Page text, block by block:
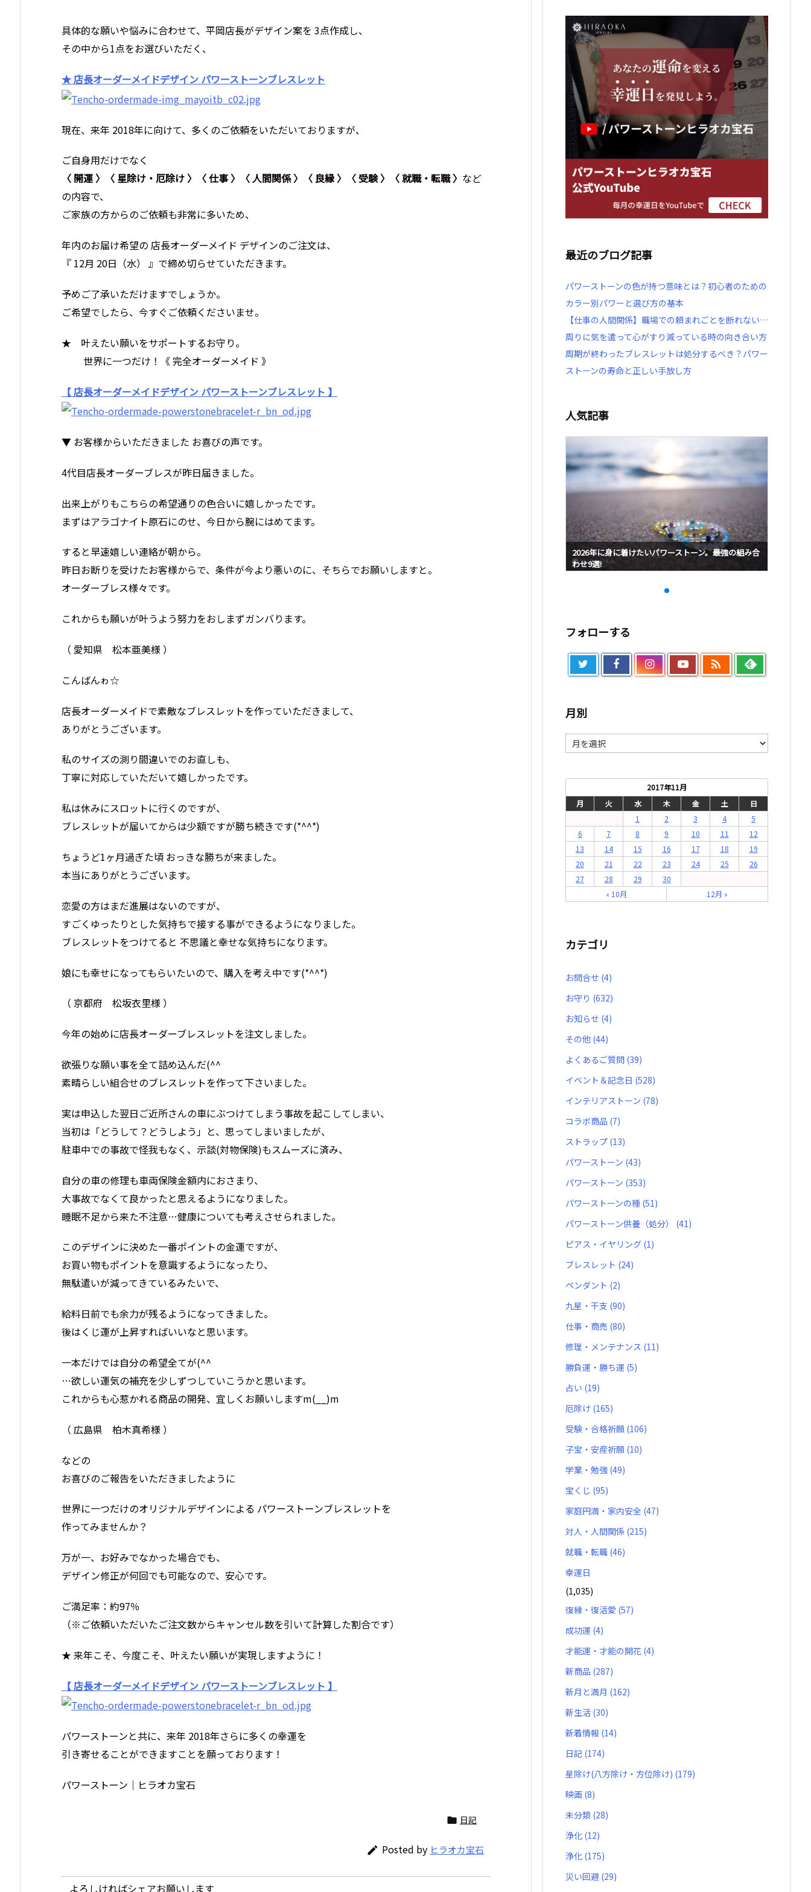
具体的な願いや悩みに合わせて、平岡店長がデザイン案を 3点作成し、
その中から1点をお選びいただく、
★ 店長オーダーメイドデザイン パワーストーンブレスレット
現在、来年 2018年に向けて、多くのご依頼をいただいておりますが、
ご自身用だけでなく
〈 開運 〉〈 星除け・厄除け 〉〈 仕事 〉〈 人間関係 〉〈 良縁 〉〈 受験 〉〈 就職・転職 〉 など
の内容で、
ご家族の方からのご依頼も非常に多いため、
年内のお届け希望の 店長オーダーメイド デザインのご注文は、
『 12月 20日（水） 』で締め切らせていただきます。
予めご了承いただけますでしょうか。
ご希望でしたら、今すぐご依頼くださいませ。
★ 叶えたい願いをサポートするお守り。
世界に一つだけ！《 完全オーダーメイド 》
【 店長オーダーメイドデザイン パワーストーンブレスレット 】
▼ お客様からいただきました お喜びの声です。
4代目店長オーダーブレスが昨日届きました。
出来上がりもこちらの希望通りの色合いに嬉しかったです。
まずはアラゴナイト原石にのせ、今日から腕にはめてます。
すると早速嬉しい連絡が朝から。
昨日お断りを受けたお客様からで、条件が今より悪いのに、そちらでお願いしますと。
オーダーブレス様々です。
これからも願いが叶うよう努力をおしまずガンバります。
（ 愛知県 松本亜美様 ）
こんばんゎ☆
店長オーダーメイドで素敵なブレスレットを作っていただきまして、
ありがとうございます。
私のサイズの測り間違いでのお直しも、
丁寧に対応していただいて嬉しかったです。
私は休みにスロットに行くのですが、
ブレスレットが届いてからは少額ですが勝ち続きです(*^^*)
ちょうど1ヶ月過ぎた頃 おっきな勝ちが来ました。
本当にありがとうございます。
恋愛の方はまだ進展はないのですが、
すごくゆったりとした気持ちで接する事ができるようになりました。
ブレスレットをつけてると 不思議と幸せな気持ちになります。
娘にも幸せになってもらいたいので、購入を考え中です(*^^*)
（ 京都府 松坂衣里様 ）
今年の始めに店長オーダーブレスレットを注文しました。
欲張りな願い事を全て詰め込んだ(^^
素晴らしい組合せのブレスレットを作って下さいました。
実は申込した翌日ご近所さんの車にぶつけてしまう事故を起こしてしまい、
当初は「どうして？どうしよう」と、思ってしまいましたが、
駐車中での事故で怪我もなく、示談(対物保険)もスムーズに済み、
自分の車の修理も車両保険金額内におさまり、
大事故でなくて良かったと思えるようになりました。
睡眠不足から来た不注意…健康についても考えさせられました。
このデザインに決めた一番ポイントの金運ですが、
お買い物もポイントを意識するようになったり、
無駄遣いが減ってきているみたいで、
給料日前でも余力が残るようになってきました。
後はくじ運が上昇すればいいなと思います。
一本だけでは自分の希望全てが(^^
…欲しい運気の補充を少しずつしていこうかと思います。
これからも心惹かれる商品の開発、宜しくお願いしますm(__)m
（ 広島県 柏木真希様 ）
などの
お喜びのご報告をいただきましたように
世界に一つだけのオリジナルデザインによる パワーストーンブレスレットを
作ってみませんか？
万が一、お好みでなかった場合でも、
デザイン修正が何回でも可能なので、安心です。
ご満足率：約97％
（※ご依頼いただいたご注文数からキャンセル数を引いて計算した割合です）
★ 来年こそ、今度こそ、叶えたい願いが実現しますように！
【 店長オーダーメイドデザイン パワーストーンブレスレット 】
パワーストーンと共に、来年 2018年さらに多くの幸運を
引き寄せることができますことを願っております！
パワーストーン｜ヒラオカ宝石
 日記
 Posted by ヒラオカ宝石
よろしければシェアお願いします
最近のブログ記事
パワーストーンの色が持つ意味とは？初心者のための
カラー別パワーと選び方の基本
【仕事の人間関係】職場での頼まれごとを断れない…
周りに気を遣って心がすり減っている時の向き合い方
周期が終わったブレスレットは処分するべき？パワー
ストーンの寿命と正しい手放し方
人気記事
わせ9選!
2026年に身に着けたいパワーストーン。最強の組み合
わせ9選!
フォローする

月別
別
2017年11月
月
火 水 木 金 土
日
1
2 3 4
5
6
7 8 9 10 11
12
13
14 15 16 17 18
19
20
21 22 23 24 25
26
27
28 29
30
« 10月
12月 »
カテゴリ
お問合せ (4)
お守り (632)
お知らせ (4)
その他 (44)
よくあるご質問 (39)
イベント＆記念日 (528)
インテリアストーン (78)
コラボ商品 (7)
ストラップ (13)
パワーストーン (43)
パワーストーン (353)
パワーストーンの種 (51)
パワーストーン供養（処分） (41)
ピアス・イヤリング (1)
ブレスレット (24)
ペンダント (2)
九星・干支 (90)
仕事・商売 (80)
修理・メンテナンス (11)
勝負運・勝ち運 (5)
占い (19)
厄除け (165)
受験・合格祈願 (106)
子宝・安産祈願 (10)
学業・勉強 (49)
宝くじ (95)
家庭円満・家内安全 (47)
対人・人間関係 (215)
就職・転職 (46)
幸運日
(1,035)
復縁・復活愛 (57)
成功運 (4)
才能運・才能の開花 (4)
新商品 (287)
新月と満月 (162)
新生活 (30)
新着情報 (14)
日記 (174)
星除け(八方除け・方位除け) (179)
映画 (8)
未分類 (28)
浄化 (12)
浄化 (175)
災い回避 (29)